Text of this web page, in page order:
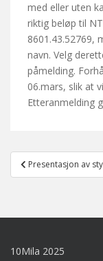
med eller uten
riktig beløp til
8601.43.52769,
navn. Velg
påmelding.
06.mars, slik at
Etteranmelding
Post
navigation
Presentasjon av
10Mila 2025